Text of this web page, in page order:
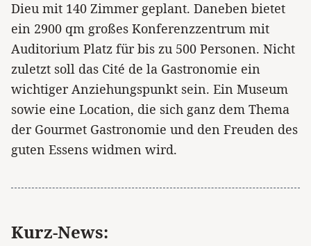
Dieu mit 140 Zimmer geplant. Daneben bietet
ein 2900 qm großes Konferenzzentrum mit
Auditorium Platz für bis zu 500 Personen. Nicht
zuletzt soll das Cité de la Gastronomie ein
wichtiger Anziehungspunkt sein. Ein Museum
sowie eine Location, die sich ganz dem Thema
der Gourmet Gastronomie und den Freuden des
guten Essens widmen wird.
Kurz-News: